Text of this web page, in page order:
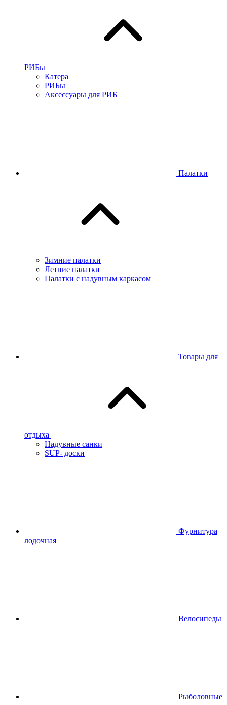
РИБы
Катера
РИБы
Аксессуары для РИБ
Палатки
Зимние палатки
Летние палатки
Палатки с надувным каркасом
Товары для
отдыха
Надувные санки
SUP- доски
Фурнитура
лодочная
Велосипеды
Рыболовные